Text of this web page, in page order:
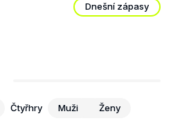
Dnešní zápasy
Čtyřhry Muži Ženy